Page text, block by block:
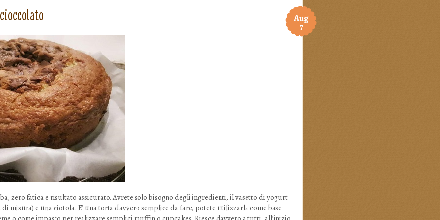
Aug
7
zero fatica e risultato assicurato. Avrete solo bisogno degli ingredienti, il vasetto di yogurt
misura) e una ciotola. E’ una torta davvero semplice da fare, potete utilizzarla come base
o come impasto per realizzare semplici muffin o cupcakes. Riesce davvero a tutti, all’inizio